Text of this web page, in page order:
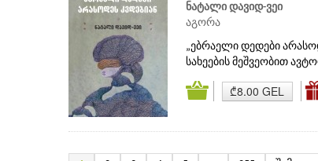
ნატალი დავიდ-ვეი
აგორა
„ებრაელი დედები
სახეების მეშვეობით
₾8.00 GEL